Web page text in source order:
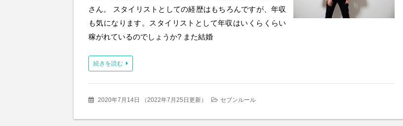
さん。 スタイリストとしての経歴はもちろんですが、年収
も気になります。スタイリストとして年収はいくらくらい
稼がれているのでしょうか? また結婚
続きを読む
2020年7月14日 （2022年7月25日更新） セブンルール